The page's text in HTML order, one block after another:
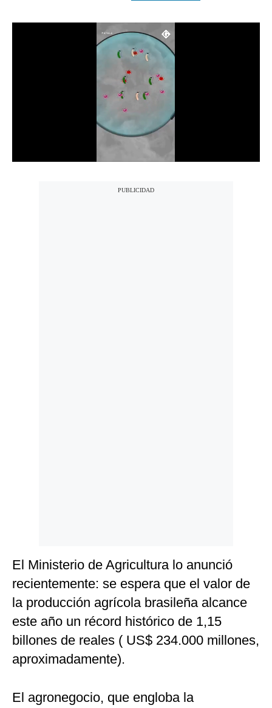
Club del Suscriptor
El Ministerio de Agricultura lo anunció
recientemente: se espera que el valor de
la producción agrícola brasileña alcance
este año un récord histórico de 1,15
billones de reales ( US$ 234.000 millones,
aproximadamente).
El agronegocio, que engloba la